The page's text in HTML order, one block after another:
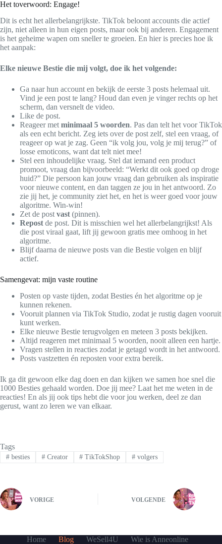
Het toverwoord: Engage!
Dit is echt het allerbelangrijkste. TikTok beloont accounts die actief
zijn, niet alleen in hun eigen posts, maar ook bij anderen. Engagement
is het geheime wapen om sneller te groeien. En hier is precies hoe ik
het aanpak:
Elke nieuwe Bestie die mij volgt, doe ik het volgende:
Ga naar hun account en bekijk de eerste 3 posts helemaal uit.
Vind je een post te lang? Houd dan even je vinger rechts op het
scherm, dan versnelt de video.
Like de post.
Reageer met minimaal 5 woorden. Pas dan telt het voor TikTok
als een echt bericht. Zeg iets over de post zelf, stel een vraag, of
reageer op wat je zag. Geen “ik volg jou, volg je mij terug?” of
losse emoticons, want dat telt niet mee!
Stel een inhoudelijke vraag. Stel dat iemand een product
promoot, vraag dan bijvoorbeeld: “Werkt dit ook goed op droge
huid?” Die persoon kan jouw vraag dan gebruiken als inspiratie
voor nieuwe content, en dan taggen ze jou in het antwoord. Zo
zie jij het, je community ziet het, en het is weer goed voor jouw
algoritme. Win-win!
Zet de post vast (pinnen).
Repost de post. Dit is misschien wel het allerbelangrijkst! Als
die post viraal gaat, lift jij gewoon gratis mee omhoog in het
algoritme.
Blijf daarna de nieuwe posts van die Bestie volgen en blijf
actief.
Samengevat: mijn vaste routine
Posten op vaste tijden, zodat Besties én het algoritme op je
kunnen rekenen.
Vooruit plannen via TikTok Studio, zodat je rustig dagen vooruit
kunt werken.
Elke nieuwe Bestie terugvolgen en meteen 3 posts bekijken.
Altijd reageren met minimaal 5 woorden, nooit alleen een hartje.
Vragen stellen in reacties zodat je getagd wordt in het antwoord.
Posts vastzetten én reposten voor extra bereik.
Ik ga dit gewoon elke dag doen en dan kijken we samen hoe snel die
1000 Besties gehaald worden. Doe jij mee? Laat het me weten in de
reacties! En als jij ook tips hebt die voor jou werken, deel ze dan
gerust, want zo leren we van elkaar.
Tags
#besties #Creator # TikTokShop # volgers
VORIGE VOLGENDE
Home Blog WeSell4U Wie is Anneonline